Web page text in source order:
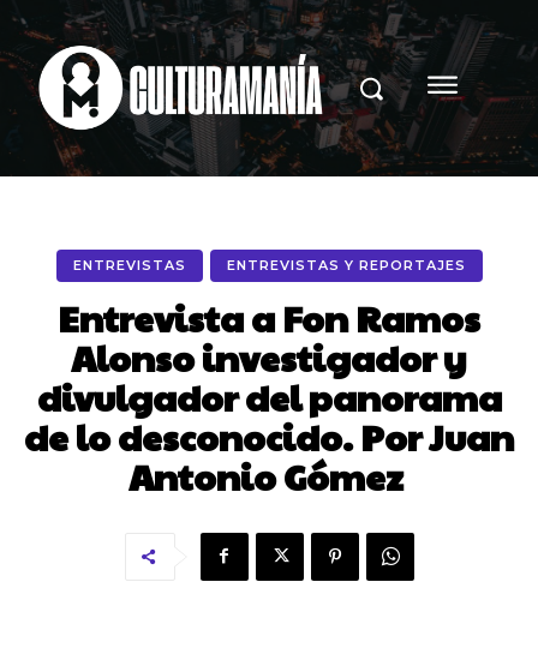
ENTREVISTAS ENTREVISTAS Y REPORTAJES
Entrevista a Fon Ramos
Alonso investigador y
divulgador del panorama
de lo desconocido. Por Juan
Antonio Gómez